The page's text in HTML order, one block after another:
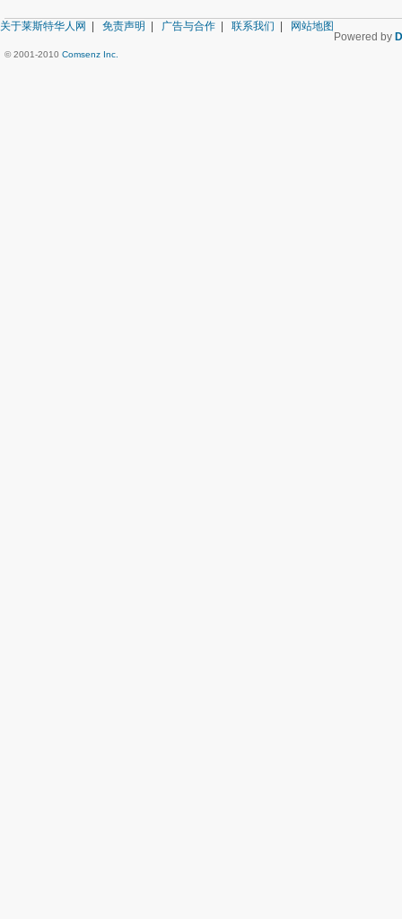
关于莱斯特华人网 免责声明 广告与合作 联系我们
网站地图
Powered by
© 2001-2010 Comsenz Inc.